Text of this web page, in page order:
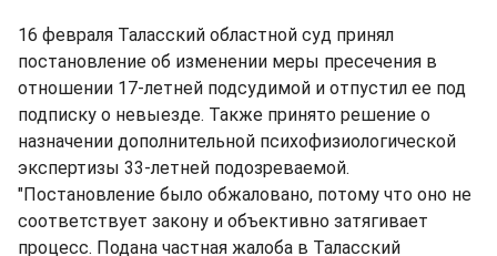
16 февраля Таласский областной суд принял
постановление об изменении меры пресечения в
отношении 17-летней подсудимой и отпустил ее под
подписку о невыезде. Также принято решение о
назначении дополнительной психофизиологической
экспертизы 33-летней подозреваемой.
"Постановление было обжаловано, потому что оно не
соответствует закону и объективно затягивает
процесс. Подана частная жалоба в Таласский